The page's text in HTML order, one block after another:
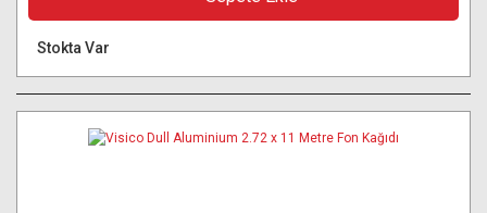
Stokta Var